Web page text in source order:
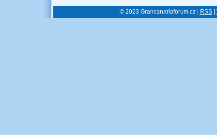
© 2023 Grancanariaforum.cz | RSS|